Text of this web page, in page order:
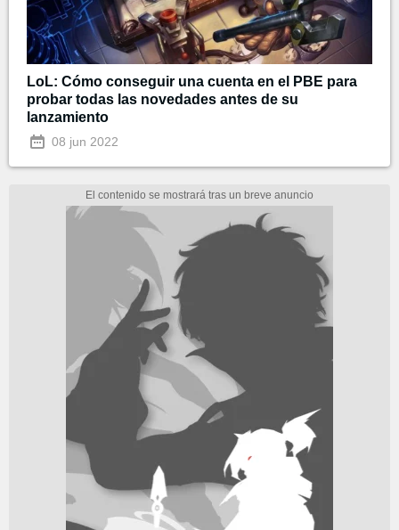
LoL: Cómo conseguir una cuenta en el PBE para
probar todas las novedades antes de su
lanzamiento
08 jun 2022